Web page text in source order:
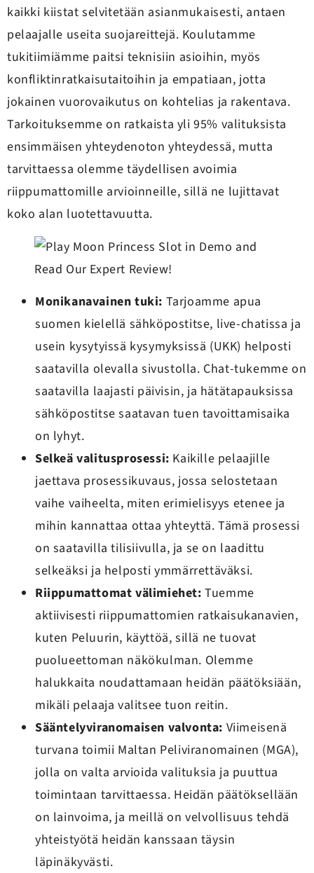
kaikki kiistat selvitetään asianmukaisesti, antaen
pelaajalle useita suojareittejä. Koulutamme
tukitiimiämme paitsi teknisiin asioihin, myös
konfliktinratkaisutaitoihin ja empatiaan, jotta
jokainen vuorovaikutus on kohtelias ja rakentava.
Tarkoituksemme on ratkaista yli 95% valituksista
ensimmäisen yhteydenoton yhteydessä, mutta
tarvittaessa olemme täydellisen avoimia
riippumattomille arvioinneille, sillä ne lujittavat
koko alan luotettavuutta.
Monikanavainen tuki: Tarjoamme apua
suomen kielellä sähköpostitse, live-chatissa ja
usein kysytyissä kysymyksissä (UKK) helposti
saatavilla olevalla sivustolla. Chat-tukemme on
saatavilla laajasti päivisin, ja hätätapauksissa
sähköpostitse saatavan tuen tavoittamisaika
on lyhyt.
Selkeä valitusprosessi: Kaikille pelaajille
jaettava prosessikuvaus, jossa selostetaan
vaihe vaiheelta, miten erimielisyys etenee ja
mihin kannattaa ottaa yhteyttä. Tämä prosessi
on saatavilla tilisiivulla, ja se on laadittu
selkeäksi ja helposti ymmärrettäväksi.
Riippumattomat välimiehet: Tuemme
aktiivisesti riippumattomien ratkaisukanavien,
kuten Peluurin, käyttöä, sillä ne tuovat
puolueettoman näkökulman. Olemme
halukkaita noudattamaan heidän päätöksiään,
mikäli pelaaja valitsee tuon reitin.
Sääntelyviranomaisen valvonta: Viimeisenä
turvana toimii Maltan Peliviranomainen (MGA),
jolla on valta arvioida valituksia ja puuttua
toimintaan tarvittaessa. Heidän päätöksellään
on lainvoima, ja meillä on velvollisuus tehdä
yhteistyötä heidän kanssaan täysin
läpinäkyvästi.